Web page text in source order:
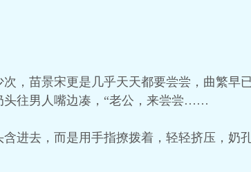
，苗景宋更是几乎天天都要尝尝，曲繁早
头往男人嘴边凑，“老公，来尝尝……
进去，而是用手指撩拨着，轻轻挤压，奶